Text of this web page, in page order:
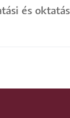
és